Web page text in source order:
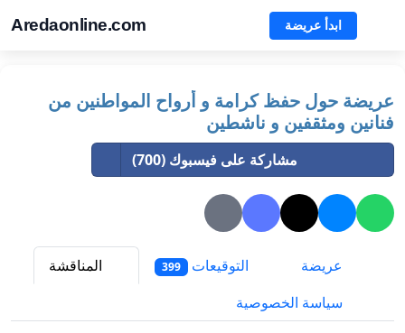
Aredaonline.com ابدأ عريضة
عريضة حول حفظ كرامة و أرواح المواطنين من
فنانين ومثقفين و ناشطين
مشاركة على فيسبوك (700)
عريضة التوقيعات 399
المناقشة
سياسة الخصوصية